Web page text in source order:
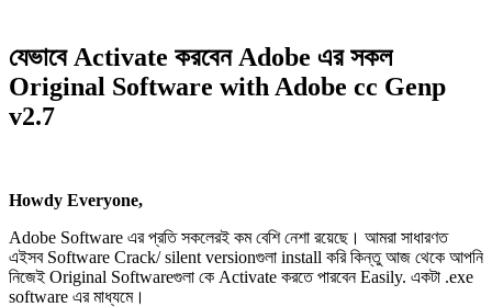
যেভাবে Activate করবেন Adobe এর সকল
Original Software with Adobe cc Genp
v2.7
Howdy Everyone,
Adobe Software এর প্রতি সকলেরই কম বেশি নেশা রয়েছে। আমরা সাধারণত
এইসব Software Crack/ silent versionগুলা install করি কিন্তু আজ থেকে আপনি
নিজেই Original Softwareগুলা কে Activate করতে পারবেন Easily. একটা .exe
software এর মাধ্যমে।